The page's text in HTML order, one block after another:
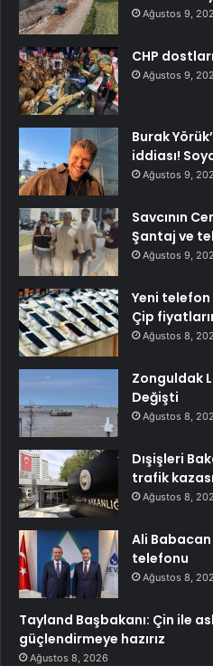
Ağustos 9,
CHP
Ağustos 9,
Burak
iddiası!
Ağustos 9,
Savcının
Şantaj ve
Ağustos 9,
Yeni
Çip
Ağustos 8,
Zonguldak
Değişti
Ağustos 8,
Dışişleri
trafik
Ağustos 8,
Ali Babacan
telefonu
Ağustos 8,
Tayland Başbakanı: Çin ile
güçlendirmeye hazırız
Ağustos 8, 2026